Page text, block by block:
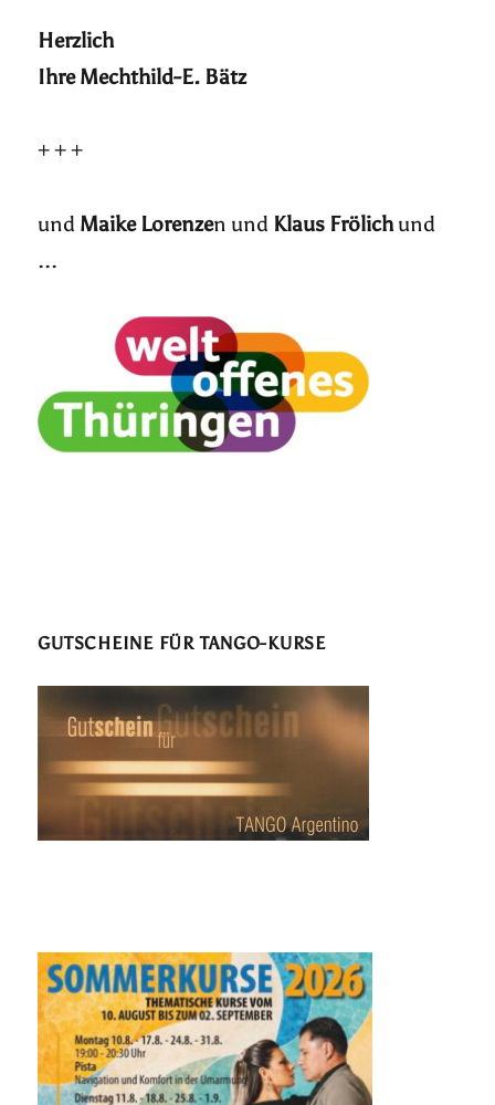
Herzlich
Ihre Mechthild-E. Bätz
+ + +
und Maike Lorenzen und Klaus Frölich und
...
GUTSCHEINE FÜR TANGO-KURSE